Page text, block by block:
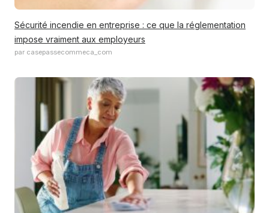
Sécurité incendie en entreprise : ce que la réglementation
impose vraiment aux employeurs
par casepassecommeca_com